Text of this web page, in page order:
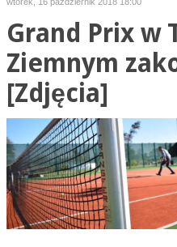
Grand Prix w
Ziemnym
[Zdjęcia]